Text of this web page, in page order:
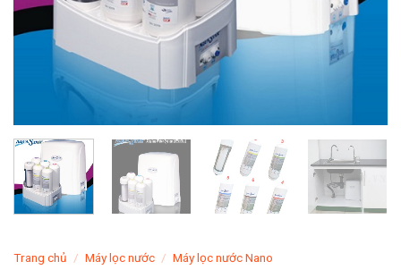
Trang chủ / Máy lọc nước / Máy lọc nước Nano